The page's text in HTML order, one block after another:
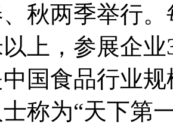
秋两季举行
上，参展企
国食品行业
称为“天下第